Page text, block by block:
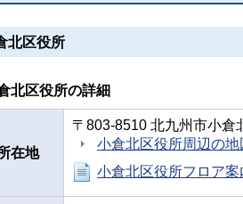
北区役所
北区役所の詳細
在地
〒803-8510 北九州市小倉
小倉北区役所周辺の地
小倉北区役所フロア案